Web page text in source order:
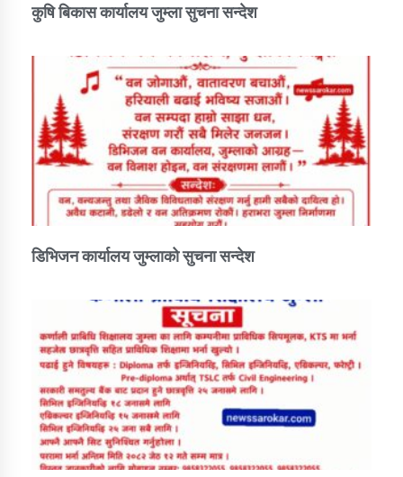
कुषि बिकास कार्यालय जुम्ला सुचना सन्देश
डिभिजन कार्यालय जुम्लाको सुचना सन्देश